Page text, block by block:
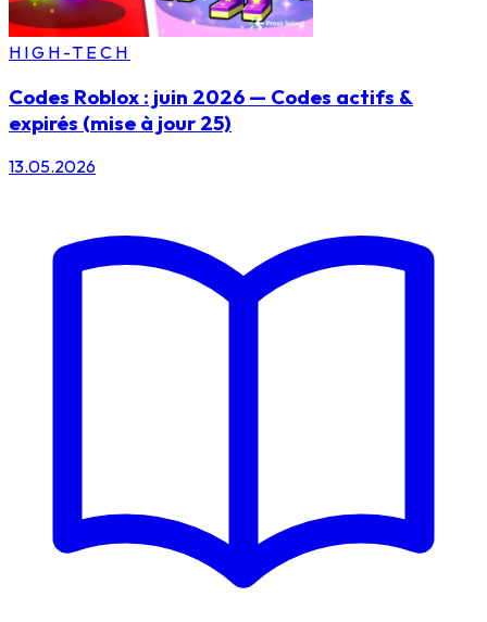
HIGH-TECH
Codes Roblox : juin 2026 — Codes actifs &
expirés (mise à jour 25)
13.05.2026